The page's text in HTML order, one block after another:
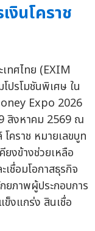
งินโคราช
เทศไทย (EXIM
ปรโมชันพิเศษ ใน
Expo 2026
สิงหาคม 2569 ณ
คราช หมายเลขบูท
งข้างช่วยเหลือ
ชื่อมโอกาสธุรกิจ
ยภาพผู้ประกอบการ
ข็งแกร่ง สินเชื่อ